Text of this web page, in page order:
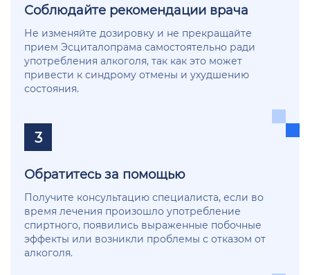
Соблюдайте рекомендации врача
Не изменяйте дозировку и не прекращайте
прием Эсциталопрама самостоятельно ради
употребления алкоголя, так как это может
привести к синдрому отмены и ухудшению
состояния.
3
Обратитесь за помощью
Получите консультацию специалиста, если во
время лечения произошло употребление
спиртного, появились выраженные побочные
эффекты или возникли проблемы с отказом от
алкоголя.